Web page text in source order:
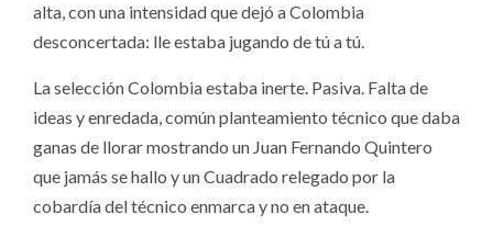
alta, con una intensidad que dejó a Colombia
desconcertada: lle estaba jugando de tú a tú.
La selección Colombia estaba inerte. Pasiva. Falta de
ideas y enredada, común planteamiento técnico que daba
ganas de llorar mostrando un Juan Fernando Quintero
que jamás se hallo y un Cuadrado relegado por la
cobardía del técnico enmarca y no en ataque.